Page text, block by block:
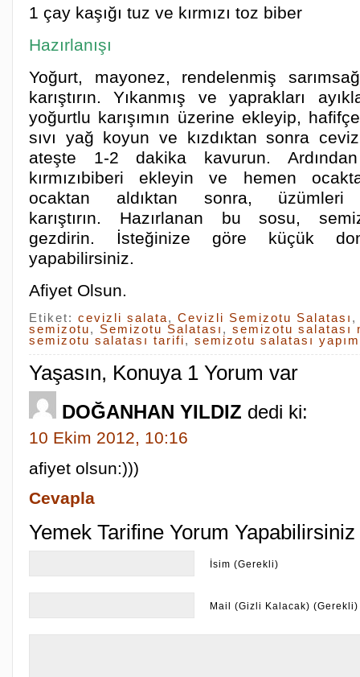
1 çay kaşığı tuz ve kırmızı toz biber
Hazırlanışı
Yoğurt, mayonez, rendelenmiş
karıştırın. Yıkanmış ve yaprakları
yoğurtlu karışımın üzerine ekleyip,
sıvı yağ koyun ve kızdıktan sonra
ateşte 1-2 dakika kavurun.
kırmızıbiberi ekleyin ve hemen
ocaktan aldıktan sonra,
karıştırın. Hazırlanan bu sosu,
gezdirin. İsteğinize göre küçük
yapabilirsiniz.
Afiyet Olsun.
Etiket: cevizli salata, Cevizli Semizotu Salatası
semizotu, Semizotu Salatası , semizotu salatası
semizotu salatası tarifi, semizotu salatası
Yaşasın, Konuya 1 Yorum var
DOĞANHAN YILDIZ dedi ki:
10 Ekim 2012, 10:16
afiyet olsun:)))
Cevapla
Yemek Tarifine Yorum Yapabilirsiniz
İsim (Gerekli)
Mail (Gizli Kalacak) (Gerekli)